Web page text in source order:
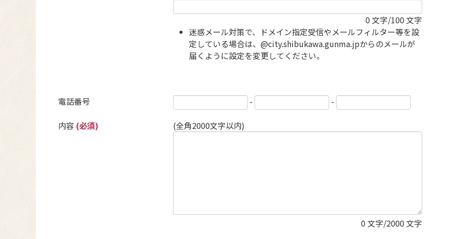
0 文字/100 文字
迷惑メール対策で、ドメイン指定受信やメールフィルター等を設
定している場合は、@city.shibukawa.gunma.jpからのメールが
届くように設定を変更してください。
電話番号 - -
内容 (必須) (全角2000文字以内)
0 文字/2000 文字